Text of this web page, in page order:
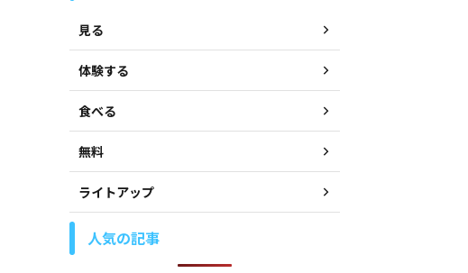
見る
体験する
食べる
無料
ライトアップ
人気の記事